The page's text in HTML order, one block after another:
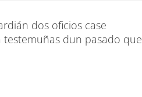
dos oficios case
testemuñas dun pasado que